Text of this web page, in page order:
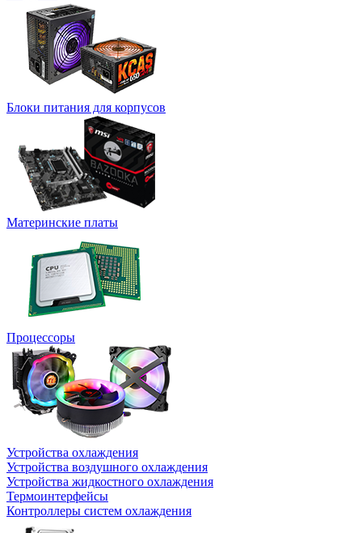
Блоки питания для корпусов
Материнские платы
Процессоры
Устройства охлаждения
Устройства воздушного охлаждения
Устройства жидкостного охлаждения
Термоинтерфейсы
Контроллеры систем охлаждения